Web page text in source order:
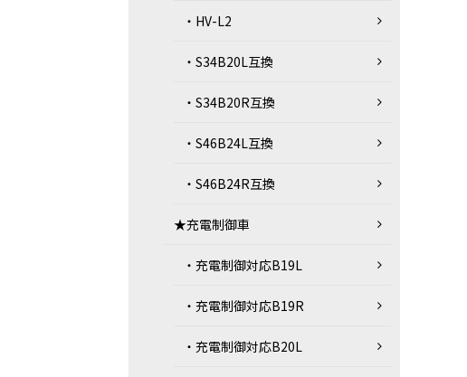
・HV-L2
・S34B20L互換
・S34B20R互換
・S46B24L互換
・S46B24R互換
★充電制御車
・充電制御対応B19L
・充電制御対応B19R
・充電制御対応B20L